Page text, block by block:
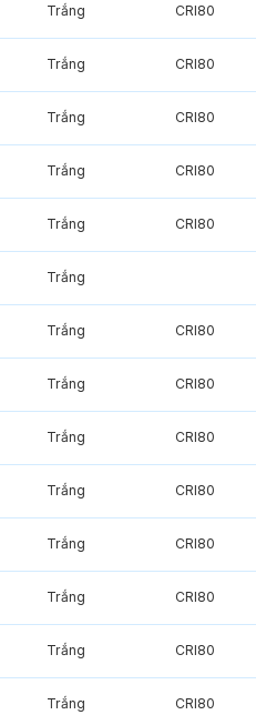
Trắng CRI80
Trắng CRI80
Trắng CRI80
Trắng CRI80
Trắng CRI80
Trắng
Trắng CRI80
Trắng CRI80
Trắng CRI80
Trắng CRI80
Trắng CRI80
Trắng CRI80
Trắng CRI80
Trắng CRI80